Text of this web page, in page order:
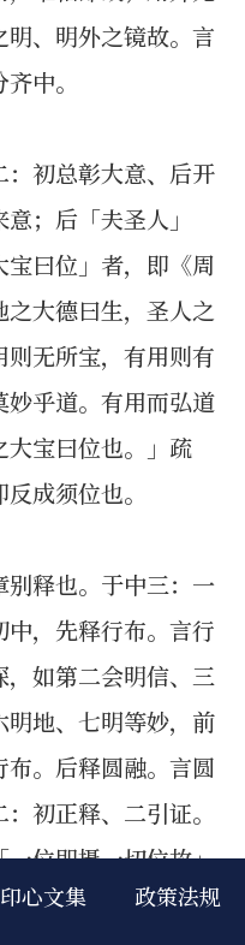
印心文集 政策法规